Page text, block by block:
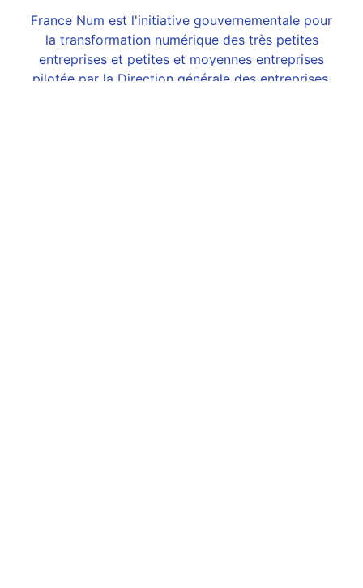
France Num est l'initiative gouvernementale pour
la transformation numérique des très petites
entreprises et petites et moyennes entreprises
pilotée par la Direction générale des entreprises.